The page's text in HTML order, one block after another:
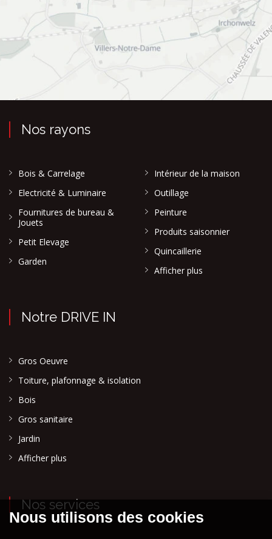
Nos rayons
Bois & Carrelage
Electricité & Luminaire
Fournitures de bureau &
Jouets
Petit Elevage
Garden
Intérieur de la maison
Outillage
Peinture
Produits saisonnier
Quincaillerie
Afficher plus
Notre DRIVE IN
Gros Oeuvre
Toiture, plafonnage & isolation
Bois
Gros sanitaire
Jardin
Afficher plus
Nos services